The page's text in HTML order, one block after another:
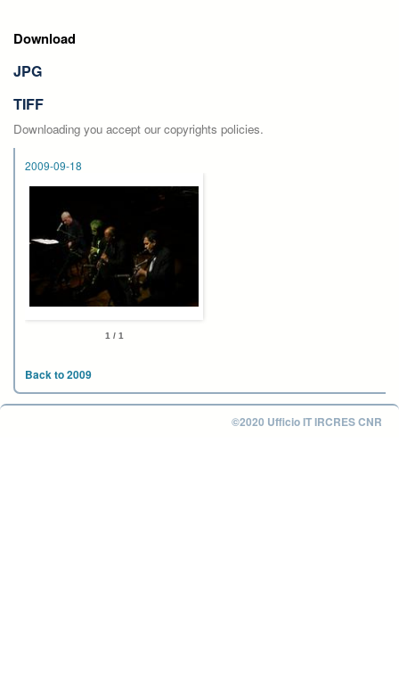
Download
JPG
TIFF
Downloading you accept our copyrights policies.
2009-09-18
1 / 1
Back to 2009
©2020 Ufficio IT IRCRES CNR